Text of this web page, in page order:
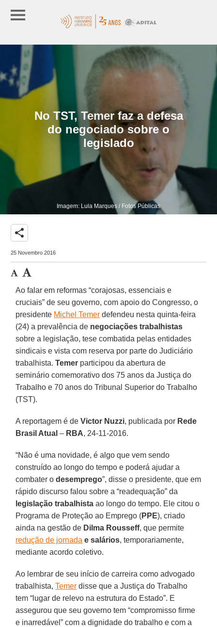
No TST, Temer faz a defesa
do negociado sobre o
legislado
Imagem: Lula Marques / Fotos Públicas
share
25 Novembro 2016
Ao falar em reformas “corajosas, essenciais e
cruciais” de seu governo, com apoio do Congresso, o
presidente Michel Temer defendeu nesta quinta-feira
(24) a prevalência de negociações trabalhistas
sobre a legislação, tese combatida pelas entidades
sindicais e vista com reserva por parte do Judiciário
trabalhista. Temer participou da abertura de
seminário comemorativo dos 75 anos da Justiça do
Trabalho e 70 anos do Tribunal Superior do Trabalho
(TST).
A reportagem é deVictor Nuzzi, publicada por Rede
Brasil Atual – RBA, 24-11-2016.
“Não é uma novidade, é algo que vem sendo
construído ao longo do tempo e poderá ajudar a
combater odesemprego”, disse o presidente, que em
rápido discurso falou sobre a “readequação” da
legislação trabalhista ao longo do tempo. Ele citou o
Programa de Proteção ao Emprego (PPE), criado
ainda na gestão de Dilma Rousseff, que permite
redução de jornada e salários, temporariamente,
mediante acordo coletivo.
Ao lembrar de seu início de carreira como advogado
trabalhista,Temer disse que a Justiça do Trabalho
tem “lugar de relevo na estrutura do Estado”. E
assegurou que seu governo tem “compromisso firme
e inarredável” com a dignidade do trabalho e com a